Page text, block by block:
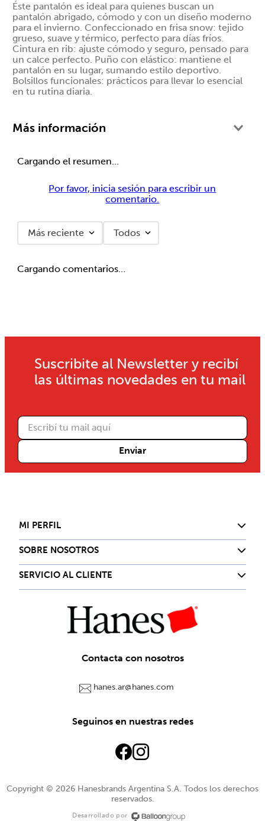
Éste pantalón es ideal para quienes buscan un
pantalón abrigado, cómodo y con un diseño moderno
para el invierno. Confeccionado en frisa snow: tejido
grueso, suave y térmico, perfecto para días fríos.
Cintura en rib: ajuste cómodo y seguro, pensado para
un calce perfecto. Puño con elástico: mantiene el
pantalón en su lugar, sumando estilo deportivo.
Bolsillos funcionales: prácticos para llevar lo esencial
en tu rutina diaria.
Más información
Cargando el resumen…
Por favor, inicia sesión para escribir un
comentario.
Más reciente Todos
Cargando comentarios…
Suscribite al Newsletter y recibí
las últimas novedades en tu mail
Enviar
MI PERFIL
SOBRE NOSOTROS
SERVICIO AL CLIENTE
Contacta con nosotros
hanes.ar@hanes.com
Seguinos en nuestras redes
Copyright © 2026 Hanesbrands Argentina S.A. Todos los derechos
reservados.
Desarrollado por